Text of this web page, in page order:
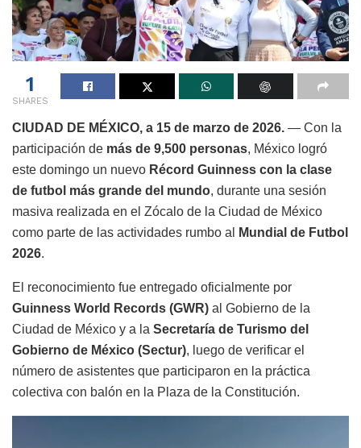
1
SHARES
CIUDAD DE MÉXICO, a 15 de marzo de 2026. — Con la
participación de más de 9,500 personas, México logró
este domingo un nuevo Récord Guinness con la clase
de futbol más grande del mundo, durante una sesión
masiva realizada en el Zócalo de la Ciudad de México
como parte de las actividades rumbo al
Mundial de Futbol
2026.
El reconocimiento fue entregado oficialmente por
Guinness World Records (GWR) al Gobierno de la
Ciudad de México y a la Secretaría de Turismo del
Gobierno de México (Sectur), luego de verificar el
número de asistentes que participaron en la práctica
colectiva con balón en la Plaza de la Constitución.